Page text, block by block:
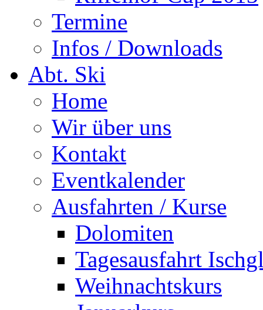
Termine
Infos / Downloads
Abt. Ski
Home
Wir über uns
Kontakt
Eventkalender
Ausfahrten / Kurse
Dolomiten
Tagesausfahrt
Weihnachtskurs